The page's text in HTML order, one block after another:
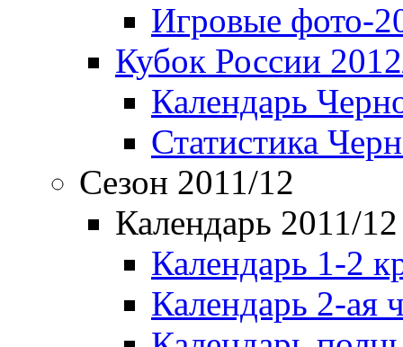
Игровые фото-
Кубок России
Календарь
Статистика
Сезон 2011/12
Календарь 2011/12
Календарь 1-2
Календарь 2-ая